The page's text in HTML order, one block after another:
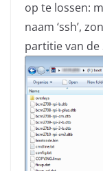
op te lossen:
naam ‘ssh’,
partitie van de